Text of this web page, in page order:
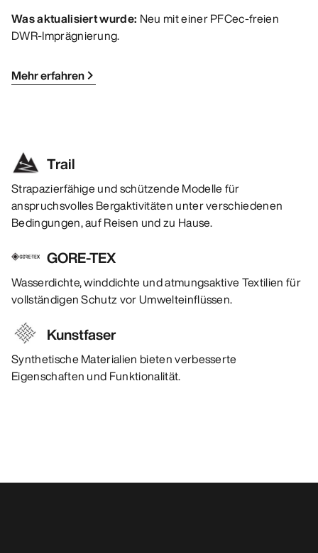
Was aktualisiert wurde: Neu mit einer PFCec-freien
DWR-Imprägnierung.
Mehr erfahren
Trail
Strapazierfähige und schützende Modelle für
anspruchsvolles Bergaktivitäten unter verschiedenen
Bedingungen, auf Reisen und zu Hause.
GORE-TEX
Wasserdichte, winddichte und atmungsaktive Textilien für
vollständigen Schutz vor Umwelteinflüssen.
Kunstfaser
Synthetische Materialien bieten verbesserte
Eigenschaften und Funktionalität.